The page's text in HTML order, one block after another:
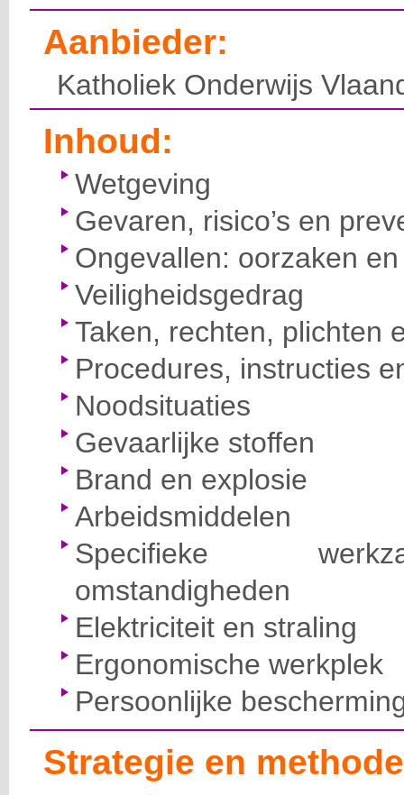
Aanbieder:
Katholiek Onderwijs
Inhoud:
Wetgeving
Gevaren, risico’s en
Ongevallen: oorzaken
Veiligheidsgedrag
Taken, rechten, plichten
Procedures, instructies
Noodsituaties
Gevaarlijke stoffen
Brand en explosie
Arbeidsmiddelen
Specifieke
omstandigheden
Elektriciteit en straling
Ergonomische werkplek
Persoonlijke
Strategie en